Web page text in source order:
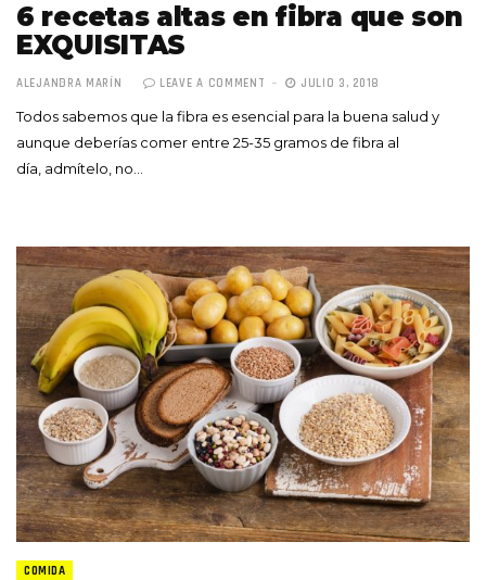
6 recetas altas en fibra que son
EXQUISITAS
ALEJANDRA MARÍN LEAVE A COMMENT JULIO 3, 2018
Todos sabemos que la fibra es esencial para la buena salud y
aunque deberías comer entre 25-35 gramos de fibra al
día, admítelo, no…
COMIDA